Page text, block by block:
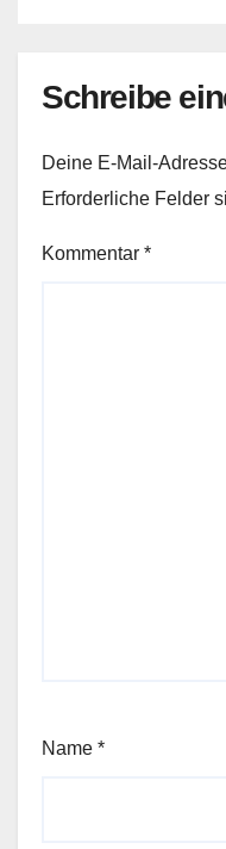
Schreibe
Deine E-Mail-
Erforderliche Felder
Kommentar *
Name *